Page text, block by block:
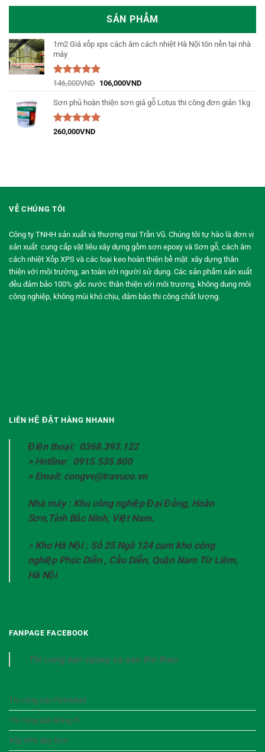
SẢN PHẨM
1m2 Giá xốp xps cách âm cách nhiệt Hà Nội tôn nền tại nhà
máy
Được xếp
sao
146,000VND 106,000VND
Sơn phủ hoàn thiện sơn giả gỗ Lotus thi công đơn giản 1kg
Được xếp
260,000VND
VỀ CHÚNG TÔI
Công ty TNHH sản xuất và thương mại Trần Vũ. Chúng tôi tự hào là đơn vị
sản xuất cung cấp vật liệu xây dựng gồm sơn epoxy và Sơn gỗ, cách âm
cách nhiệt Xốp XPS và các loại keo hoàn thiện bề mặt xây dựng thân
thiện với môi trường, an toàn với người sử dụng. Các sản phẩm sản xuất
đều đảm bảo 100% gốc nước thân thiện với môi trương, không dung môi
công nghiệp, không mùi khó chịu, đảm bảo thi công chất lượng.
LIÊN HỆ ĐẶT HÀNG NHANH
Điện thoại: 0368.393.122
> Hotline: 0915.535.800
> Email: congvv@travuco.vn
Nhà máy : Khu công nghiệp Đại Đồng, Hoàn
Sơn,Tỉnh Bắc Ninh, Việt Nam.
> Kho Hà Nội : Số 25 Ngõ 124 cụm kho công
nghiệp Phúc Diễn , Cầu Diễn, Quận Nam Từ Liêm,
Hà Nội
FANPAGE FACEBOOK
Thi cong san epoxy va san the thao
Thi công sân Pickleball
Thi công sân Bóng rổ
Xốp XPS dày 5cm